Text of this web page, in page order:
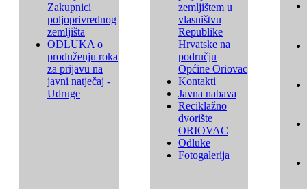
Zakupnici
poljoprivrednog
zemljišta
ODLUKA o
produženju roka
za prijavu na
javni natječaj -
Udruge
zemljištem u
vlasništvu
Republike
Hrvatske na
području
Općine Oriovac
Kontakti
Javna nabava
Reciklažno
dvorište
ORIOVAC
Odluke
Fotogalerija